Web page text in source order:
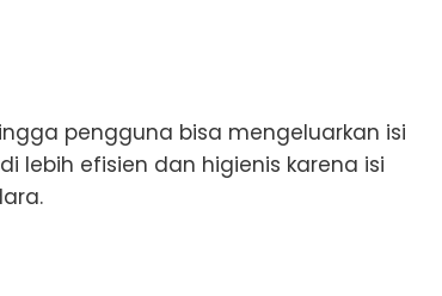
pengguna bisa mengeluarkan isi
lebih efisien dan higienis karena isi